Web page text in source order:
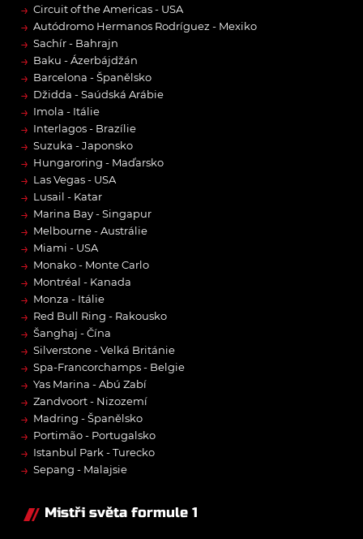
→ Circuit of the Americas - USA
→ Autódromo Hermanos Rodríguez - Mexiko
→ Sachír - Bahrajn
→ Baku - Ázerbájdžán
→ Barcelona - Španělsko
→ Džidda - Saúdská Arábie
→ Imola - Itálie
→ Interlagos - Brazílie
→ Suzuka - Japonsko
→ Hungaroring - Maďarsko
→ Las Vegas - USA
→ Lusail - Katar
→ Marina Bay - Singapur
→ Melbourne - Austrálie
→ Miami - USA
→ Monako - Monte Carlo
→ Montréal - Kanada
→ Monza - Itálie
→ Red Bull Ring - Rakousko
→ Šanghaj - Čína
→ Silverstone - Velká Británie
→ Spa-Francorchamps - Belgie
→ Yas Marina - Abú Zabí
→ Zandvoort - Nizozemí
→ Madring - Španělsko
→ Portimão - Portugalsko
→ Istanbul Park - Turecko
→ Sepang - Malajsie
Mistři světa formule 1